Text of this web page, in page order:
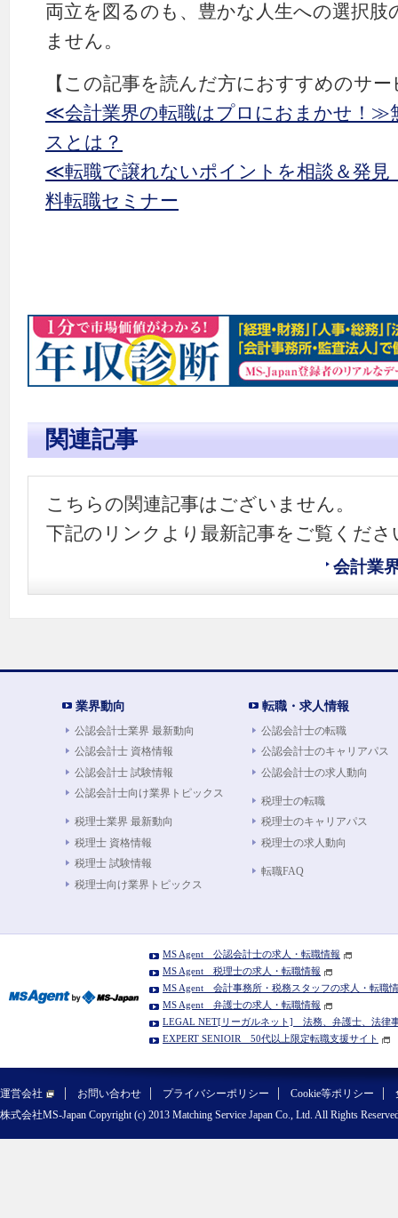
両立を図るのも、豊かな人生への選択
ません。
【この記事を読んだ方におすすめのサー
≪会計業界の転職はプロにおまかせ！≫
スとは？
≪転職で譲れないポイントを相談＆発見
料転職セミナー
関連記事
こちらの関連記事はございません。
下記のリンクより最新記事をご覧くださ
会計業
業界動向
公認会計士業界 最新動向
公認会計士 資格情報
公認会計士 試験情報
公認会計士向け業界トピックス
税理士業界 最新動向
税理士 資格情報
税理士 試験情報
税理士向け業界トピックス
転職・求人情報
公認会計士の転職
公認会計士のキャリアパス
公認会計士の求人動向
税理士の転職
税理士のキャリアパス
税理士の求人動向
転職FAQ
MS Agent 公認会計士の求人・転職情報
MS Agent 税理士の求人・転職情報
MS Agent 会計事務所・税務スタッフの求人・転職
MS Agent 弁護士の求人・転職情報
LEGAL NET[リーガルネット] 法務、弁護士、法律
EXPERT SENIOIR 50代以上限定転職支援サイト
運営会社 お問い合わせ プライバシーポリシー Cookie等ポリシー
株式会社MS-Japan Copyright (c) 2013 Matching Service Japan Co., Ltd. All Rights